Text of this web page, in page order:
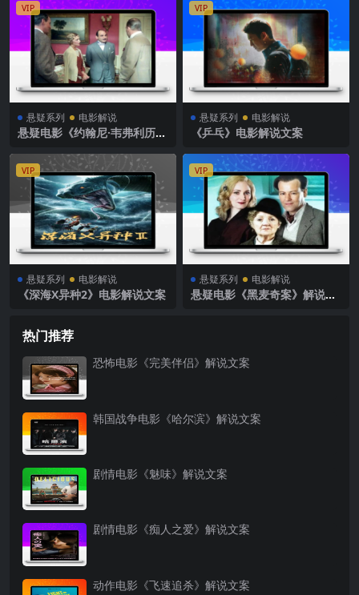
VIP
悬疑系列 电影解说
悬疑电影《约翰尼·韦弗利历险
VIP
悬疑系列 电影解说
《乒乓》电影解说文案
VIP
悬疑系列 电影解说
《深海X异种2》电影解说文案
VIP
悬疑系列 电影解说
悬疑电影《黑麦奇案》解说文
热门推荐
恐怖电影《完美伴侣》解说文案
韩国战争电影《哈尔滨》解说文案
剧情电影《魅味》解说文案
剧情电影《痴人之爱》解说文案
动作电影《飞速追杀》解说文案